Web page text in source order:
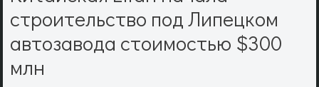
строительство под Липецком
автозавода стоимостью $300
млн